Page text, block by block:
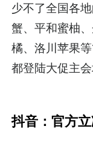
少不了全国各
蟹、平和蜜柚
橘、洛川苹果
都登陆大促主会
抖音：官方